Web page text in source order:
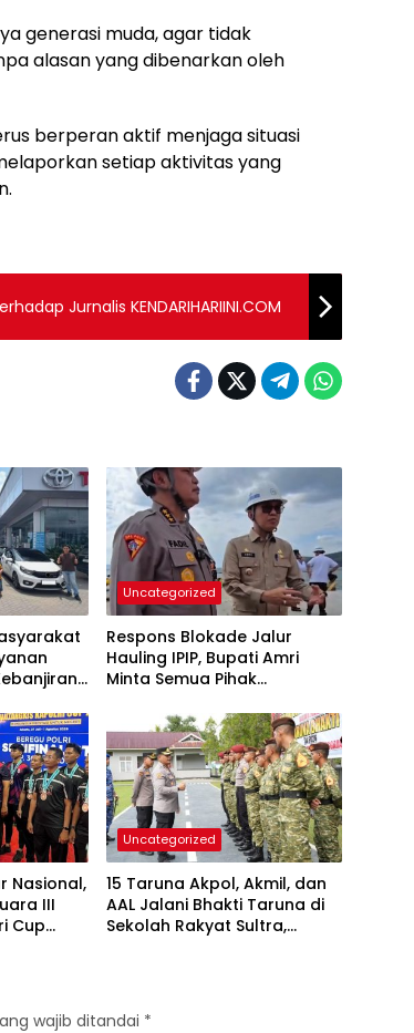
generasi muda, agar tidak
alasan yang dibenarkan oleh
berperan aktif menjaga situasi
setiap aktivitas yang
Jurnalis KENDARIHARIINI.COM
Uncategorized
Respons Blokade Jalur
Hauling IPIP, Bupati Amri
Minta Semua Pihak
Kepastian Hukum
Nasional,
III
Cup
Uncategorized
15 Taruna Akpol, Akmil, dan
AAL Jalani Bhakti Taruna di
Sekolah Rakyat Sultra,
wajib ditandai *